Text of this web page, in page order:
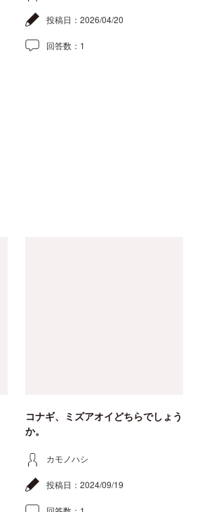
投稿日： 2026/04/20
回答数： 1
コナギ、ミズアオイどちらでしょう
か。
カモノハシ
投稿日： 2024/09/19